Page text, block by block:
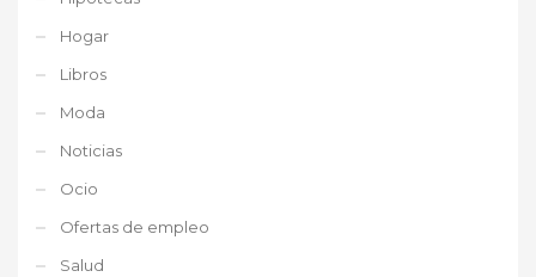
Hogar
Libros
Moda
Noticias
Ocio
Ofertas de empleo
Salud